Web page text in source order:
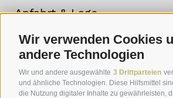
Wir verwenden Cookies
andere Technologien
Wir und andere ausgewählte 3 Drittparteien
und ähnliche Technologien. Diese Hilfsmittel
die Nutzung digitaler Inhalte zu gewährleisten,
Anfahrt & Lage
Eindrücke
Wetter
Newsletter